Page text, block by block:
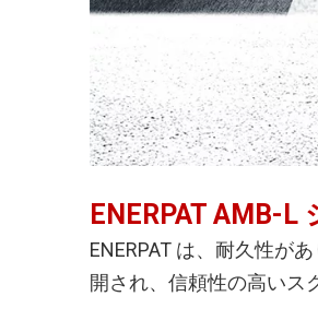
ENERPAT AMB-
ENERPAT は、耐久性が
開され、信頼性の高いス